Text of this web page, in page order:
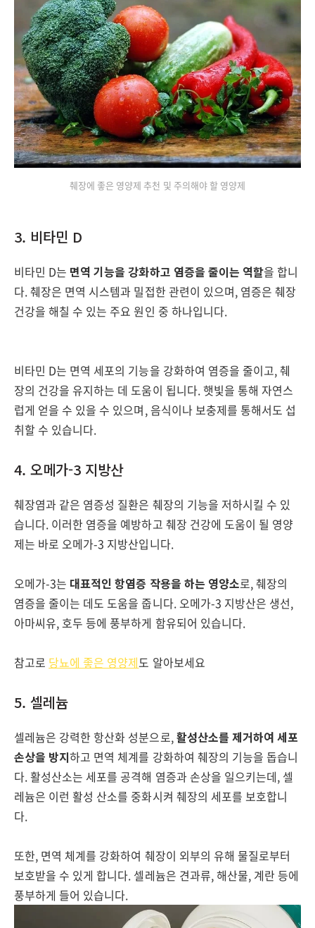
췌장에 좋은 영양제 추천 및 주의해야 할 영양제
3. 비타민 D
비타민 D는 면역 기능을 강화하고 염증을 줄이는 역할을 합니
다. 췌장은 면역 시스템과 밀접한 관련이 있으며, 염증은 췌장
건강을 해칠 수 있는 주요 원인 중 하나입니다.
비타민 D는 면역 세포의 기능을 강화하여 염증을 줄이고, 췌
장의 건강을 유지하는 데 도움이 됩니다. 햇빛을 통해 자연스
럽게 얻을 수 있을 수 있으며, 음식이나 보충제를 통해서도 섭
취할 수 있습니다.
4. 오메가-3 지방산
췌장염과 같은 염증성 질환은 췌장의 기능을 저하시킬 수 있
습니다. 이러한 염증을 예방하고 췌장 건강에 도움이 될 영양
제는 바로 오메가-3 지방산입니다.
오메가-3는 대표적인 항염증 작용을 하는 영양소로, 췌장의
염증을 줄이는 데도 도움을 줍니다. 오메가-3 지방산은 생선,
아마씨유, 호두 등에 풍부하게 함유되어 있습니다.
참고로 당뇨에 좋은 영양제도 알아보세요
5. 셀레늄
셀레늄은 강력한 항산화 성분으로,활성산소를 제거하여 세포
손상을 방지하고 면역 체계를 강화하여 췌장의 기능을 돕습니
다. 활성산소는 세포를 공격해 염증과 손상을 일으키는데, 셀
레늄은 이런 활성 산소를 중화시켜 췌장의 세포를 보호합니
다.
또한, 면역 체계를 강화하여 췌장이 외부의 유해 물질로부터
보호받을 수 있게 합니다. 셀레늄은 견과류, 해산물, 계란 등에
풍부하게 들어 있습니다.